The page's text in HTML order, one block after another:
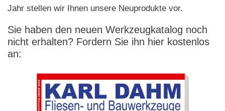
Jahr stellen wir Ihnen unsere Neuprodukte vor.
Sie haben den neuen Werkzeugkatalog noch
nicht erhalten? Fordern Sie ihn hier kostenlos
an: